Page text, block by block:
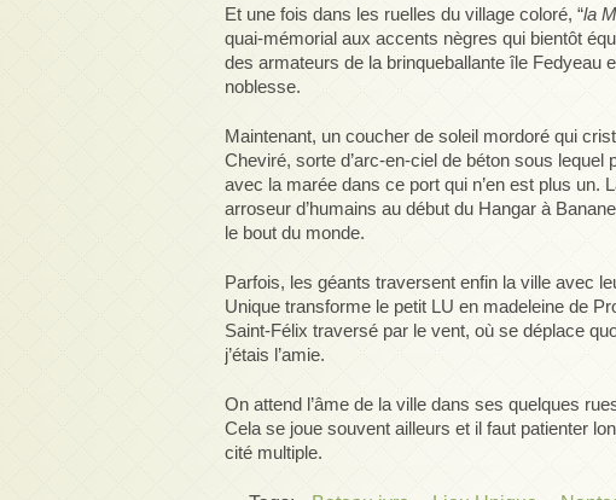
Et une fois dans les ruelles du village coloré, “la
quai-mémorial aux accents nègres qui bientôt
des armateurs de la brinqueballante île Fedyeau
noblesse.
Maintenant, un coucher de soleil mordoré qui
Cheviré, sorte d’arc-en-ciel de béton sous
avec la marée dans ce port qui n’en est plus un.
arroseur d’humains au début du Hangar à
le bout du monde.
Parfois, les géants traversent enfin la ville avec
Unique transforme le petit LU en madeleine de
Saint-Félix traversé par le vent, où se déplace
j’étais l’amie.
On attend l’âme de la ville dans ses quelques
Cela se joue souvent ailleurs et il faut patienter
cité multiple.